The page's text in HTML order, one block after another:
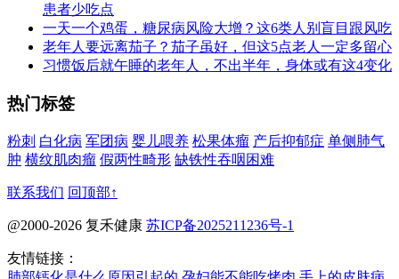
患者少吃点
一天一个鸡蛋，糖尿病风险大增？这6类人别盲目跟风吃
老年人要远离茄子？茄子虽好，但这5点老人一定多留心
习惯饭后就午睡的老年人，不出半年，身体或有这4变化
热门标签
粉刺 白化病 军团病 婴儿喂养 松果体瘤 产后抑郁症 单侧肺气
肿 横纹肌肉瘤 假两性畸形 缺铁性吞咽困难
联系我们 回顶部↑
@2000-2026 复禾健康 苏ICP备2025211236号-1
友情链接：